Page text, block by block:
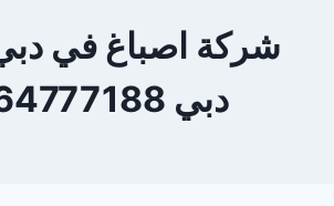
شركة اصباغ في
دبي 0564777188